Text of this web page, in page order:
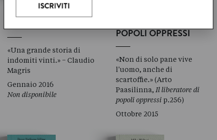
«Una grande storia di
indomiti vinti.» − Claudio
Magris
Gennaio 2016
Non disponibile
POPOLI OPPRESSI
«Non di solo pane vive
l'uomo, anche di
scartoffie.» (Arto
Paasilinna, Il liberatore di
popoli oppressi p.256)
Ottobre 2015